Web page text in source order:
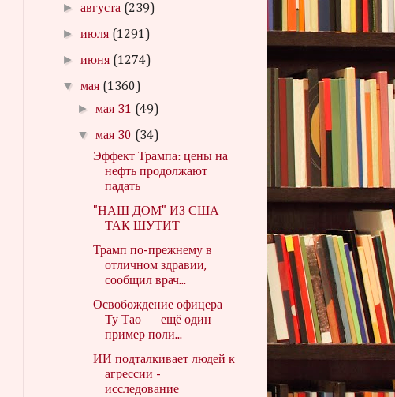
►августа (239)
►июля (1291)
►июня (1274)
▼мая (1360)
►мая 31 (49)
▼мая 30 (34)
Эффект Трампа: цены на
нефть продолжают
падать
"НАШ ДОМ" ИЗ США
ТАК ШУТИТ
Трамп по-прежнему в
отличном здравии,
сообщил врач...
Освобождение офицера
Ту Тао — ещё один
пример поли...
ИИ подталкивает людей к
агрессии -
исследование